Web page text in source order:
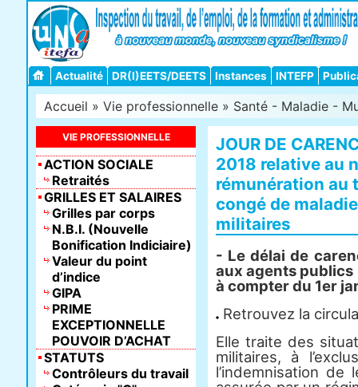
Actualité DR(I)EETS/DEETS Instances INTEFP
Accueil » Vie professionnelle » Santé - Maladie -
JOUR DE
2018 relative au
rémunération au
congé de
militaires
- Le délai de
aux agents publics
à compter du 1er
Retrouvez la
Elle traite des
militaires, à
l’indemnisation de
VIE PROFESSIONNELLE
ACTION SOCIALE
Retraités
GRILLES ET SALAIRES
Grilles par corps
N.B.I. (Nouvelle
Bonification Indiciaire)
Valeur du point
d’indice
GIPA
PRIME
EXCEPTIONNELLE
POUVOIR D’ACHAT
STATUTS
Contrôleurs du travail